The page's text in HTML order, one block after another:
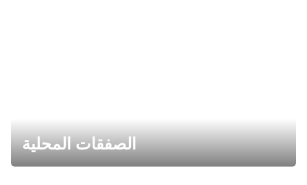
الصفقات المحلية